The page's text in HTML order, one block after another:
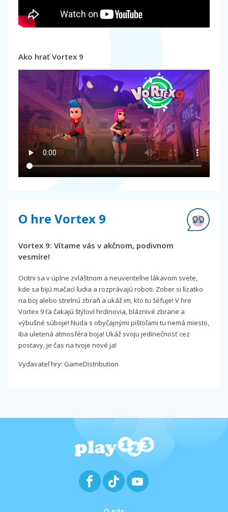
Ako hrať Vortex 9
O hre Vortex 9
Vortex 9: Vítame vás v akčnom, podivnom
vesmíre!
Ocitni sa v úplne zvláštnom a neuveriteľne lákavom svete,
kde sa bijú mačací ľudia a rozprávajú roboti. Zober si lízatko
na boj alebo strelnú zbraň a ukáž im, kto tu šéfuje! V hre
Vortex 9 ťa čakajú štýloví hrdinovia, bláznivé zbrane a
výbušné súboje! Nuda s obyčajnými pištoľami tu nemá miesto,
iba uletená atmosféra boja! Ukáž svoju jedinečnosť cez
postavy, je čas na tvoje nové ja!
Vydavateľ hry: GameDistribution